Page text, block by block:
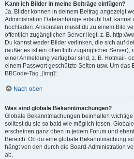
Kann ich Bilder in meine Beiträge einfügen?
Ja, Bilder können in deinem Beitrag angezeigt
Administration Dateianhänge erlaubt hat, kannst
hochladen. Ansonsten musst du zu einem Bild
öffentlich zugänglichen Server liegt, z. B. http://
Du kannst weder Bilder verlinken, die sich auf
(außer es ist ein öffentlich zugänglicher Server),
einer Anmeldung verfügbar sind, z. B. Hotmail-
einem Passwort geschützte Seiten usw. Um das
BBCode-Tag „[img]“.
Nach oben
Was sind globale Bekanntmachungen?
Globale Bekanntmachungen beinhalten
solltest du sie so bald wie möglich lesen.
erscheinen ganz oben in jedem Forum und
Bereich. Ob du eine globale Bekanntmachung
hängt von den durch die Board-Administration
ab.